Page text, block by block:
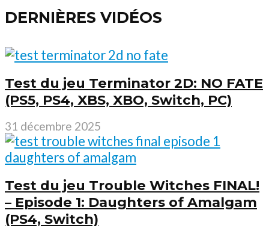
DERNIÈRES VIDÉOS
Test du jeu Terminator 2D: NO FATE
(PS5, PS4, XBS, XBO, Switch, PC)
31 décembre 2025
Test du jeu Trouble Witches FINAL!
– Episode 1: Daughters of Amalgam
(PS4, Switch)